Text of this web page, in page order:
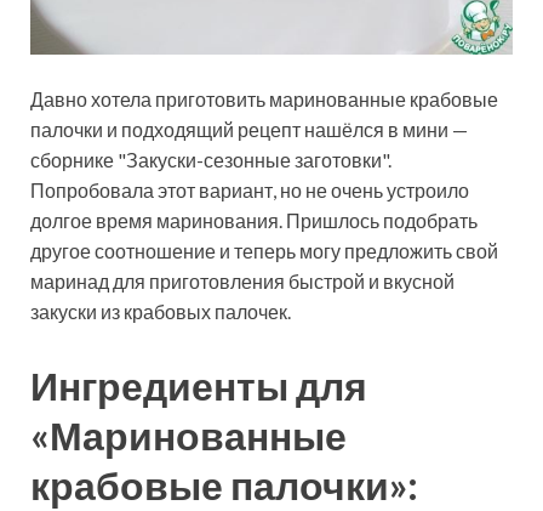
Давно хотела приготовить маринованные крабовые
палочки и подходящий рецепт нашёлся в мини —
сборнике "Закуски-сезонные заготовки".
Попробовала этот вариант, но не очень устроило
долгое время маринования. Пришлось подобрать
другое соотношение и теперь могу предложить свой
маринад для приготовления быстрой и вкусной
закуски из крабовых палочек.
Ингредиенты для
«Маринованные
крабовые палочки»: